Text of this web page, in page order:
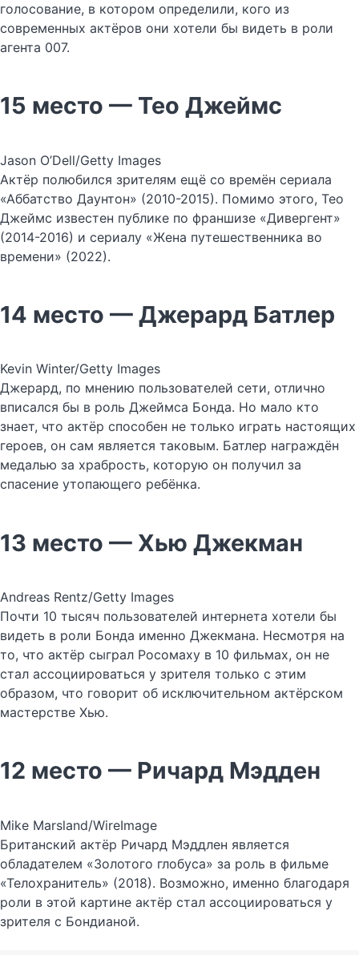
голосование, в котором определили, кого из
современных актёров они хотели бы видеть в роли
агента 007.
15 место — Тео Джеймс
Jason O’Dell/Getty Images
Актёр полюбился зрителям ещё со времён сериала
«Аббатство Даунтон» (2010-2015). Помимо этого, Тео
Джеймс известен публике по франшизе «Дивергент»
(2014-2016) и сериалу «Жена путешественника во
времени» (2022).
14 место — Джерард Батлер
Kevin Winter/Getty Images
Джерард, по мнению пользователей сети, отлично
вписался бы в роль Джеймса Бонда. Но мало кто
знает, что актёр способен не только играть настоящих
героев, он сам является таковым. Батлер награждён
медалью за храбрость, которую он получил за
спасение утопающего ребёнка.
13 место — Хью Джекман
Andreas Rentz/Getty Images
Почти 10 тысяч пользователей интернета хотели бы
видеть в роли Бонда именно Джекмана. Несмотря на
то, что актёр сыграл Росомаху в 10 фильмах, он не
стал ассоциироваться у зрителя только с этим
образом, что говорит об исключительном актёрском
мастерстве Хью.
12 место — Ричард Мэдден
Mike Marsland/WireImage
Британский актёр Ричард Мэддлен является
обладателем «Золотого глобуса» за роль в фильме
«Телохранитель» (2018). Возможно, именно благодаря
роли в этой картине актёр стал ассоциироваться у
зрителя с Бондианой.